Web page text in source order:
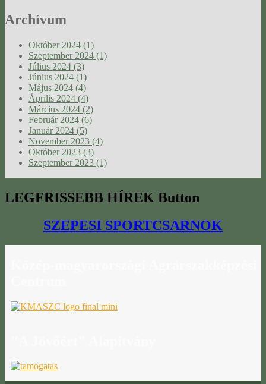
Archívum
Október 2024 (1)
Szeptember 2024 (1)
Július 2024 (3)
Június 2024 (1)
Május 2024 (4)
Április 2024 (4)
Március 2024 (2)
Február 2024 (6)
Január 2024 (5)
November 2023 (4)
Október 2023 (3)
Szeptember 2023 (1)
LEGFRISSEBB HÍREK Button
SZEPESI SPORTCSARNOK